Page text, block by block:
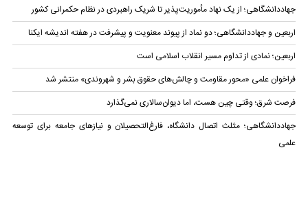
جهاددانشگاهی؛ از یک نهاد مأموریت‌پذیر تا شریک راهبردی در نظام حکمرانی کشور
اربعین و جهاددانشگاهی؛ دو نماد از پیوند معنویت و پیشرفت در هفته اندیشه ایکنا
اربعین؛ نمادی از تداوم مسیر انقلاب اسلامی است
فراخوان علمی «محور مقاومت و چالش‌های حقوق بشر و شهروندی» منتشر شد
فرصت شرق؛ وقتی چین هست، اما دیوان‌سالاری نمی‌گذارد
جهاددانشگاهی؛ مثلث اتصال دانشگاه، فارغ‌التحصیلان و نیازهای جامعه برای توسعه
علمی